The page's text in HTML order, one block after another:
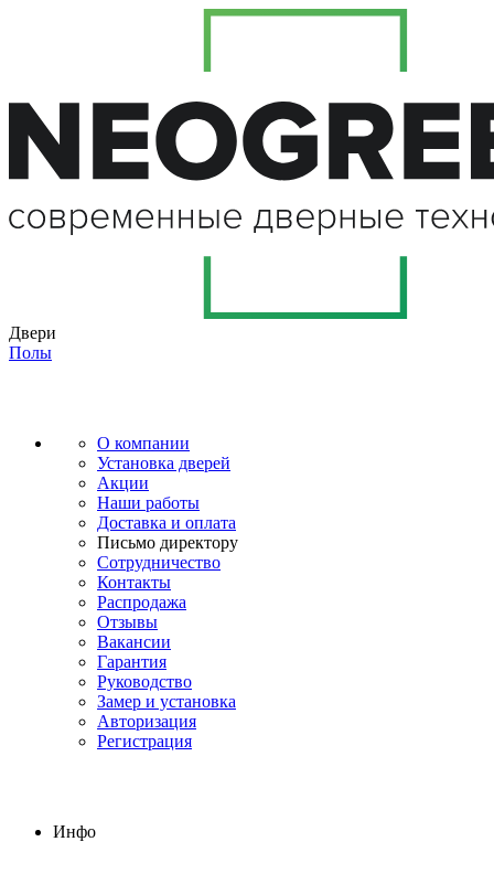
Двери
Полы
О компании
Установка дверей
Акции
Наши работы
Доставка и оплата
Письмо директору
Сотрудничество
Контакты
Распродажа
Отзывы
Вакансии
Гарантия
Руководство
Замер и установка
Авторизация
Регистрация
Инфо